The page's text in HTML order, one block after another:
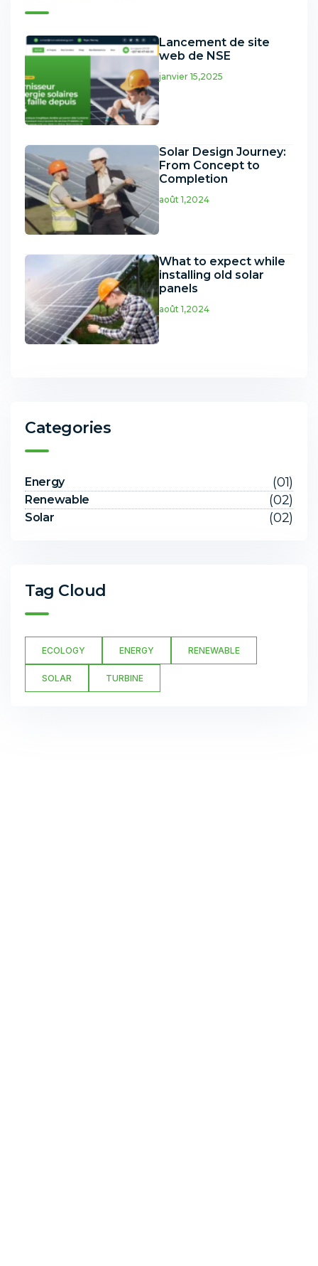
Lancement de site
web de NSE
janvier 15,2025
Solar Design Journey:
From Concept to
Completion
août 1,2024
What to expect while
installing old solar
panels
août 1,2024
Categories
Energy (01)
Renewable (02)
Solar (02)
Tag Cloud
ECOLOGY ENERGY RENEWABLE
SOLAR TURBINE